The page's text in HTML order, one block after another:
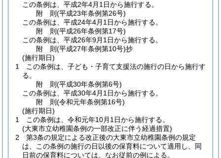
この条例は、平成2年4月1日から施行する。
附 則(平成23年条例第26号)
この条例は、平成24年4月1日から施行する。
附 則(平成26年条例第17号)
この条例は、平成26年9月1日から施行する。
附 則(平成27年条例第10号)抄
(施行期日)
1
この条例は、子ども・子育て支援法の施行の日から施行す
る。
附 則(平成30年条例第6号)
この条例は、平成30年4月1日から施行する。
附 則(令和元年条例第16号)
(施行期日)
1
この条例は、令和元年10月1日から施行する。
(大東市立幼稚園条例の一部改正に伴う経過措置)
2
第3条の規定による改正後の大東市立幼稚園条例の規定
は、この条例の施行の日以後の保育料について適用し、同
日前の保育料については、なお従前の例による。